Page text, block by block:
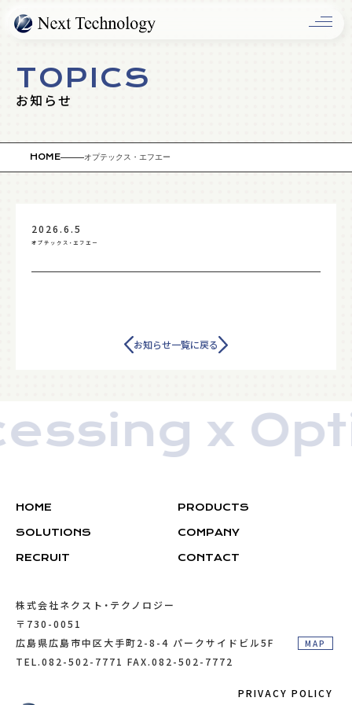
RECRUIT
TOPICS
お知らせ
HOME オプテックス・エフエー
2026.6.5
オプテックス・エフエー
お知らせ一覧に戻る
x
HOME PRODUCTS
SOLUTIONS COMPANY
RECRUIT CONTACT
株式会社ネクスト・テクノロジー
〒730-0051
広島県広島市中区大手町2-8-4 パークサイドビル5F
MAP
TEL.082-502-7771 FAX.082-502-7772
PRIVACY POLICY